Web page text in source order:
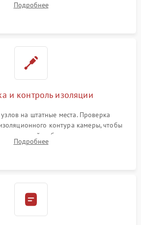
восстановление контактов и замена
Подробнее
и контроль изоляции
узлов на штатные места. Проверка
контура камеры, чтобы
кухонной мебели и потерю тепла.
клемм и сборка корпуса шкафа.
Подробнее